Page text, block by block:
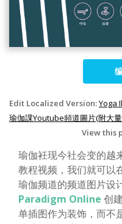
Edit Localized Version:Yoga
瑜伽課Youtube頻道圖片(附大
View this
瑜伽衽现今社会变的越
教程视频，我们就可以
瑜伽频道的频道图片设
Paradigm Online 创
单插图作为装饰，而不